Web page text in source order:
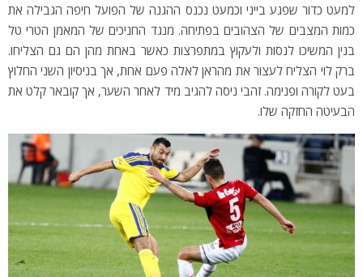
למעט כדור שפגע בייני וכמעט נכנס ההגנה של הפועל חיפה הגבילה את
כמות המצבים של הצהובים בפתיחה. מנגד החניכים של המאמן הטרי טל
בנין המשיכו לנסות ולעקוץ במתפרצות כאשר באחת מהן הם גם הצליחו.
ברק לוי הצליח לעצור את מהראן לאלה פעם אחת, אך בניסיון השני החלוץ
בעט לקורה ופנימה. זהבי ניסה להגיב מיד לאחר השער, אך קובאר קלט את
הבעיטה החזקה שלו.